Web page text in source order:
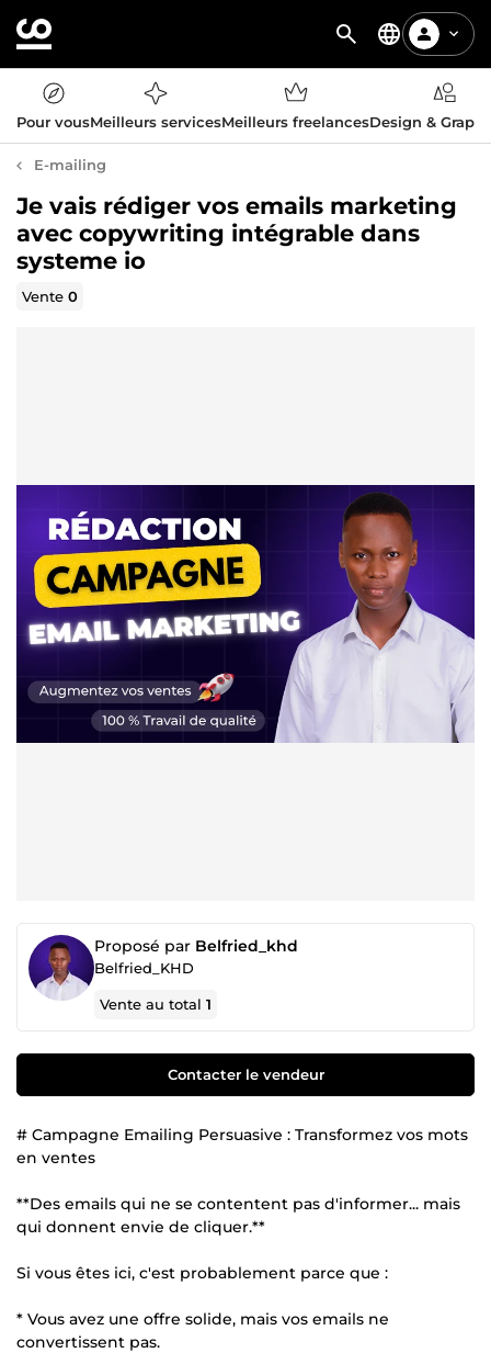
Pour vousMeilleurs servicesMeilleurs freelancesDesign &
E-mailing
Je vais rédiger vos emails marketing
avec copywriting intégrable dans
systeme io
Vente0
Proposé par Belfried_khd
Belfried_KHD
Vente au total1
Contacter le vendeur
# Campagne Emailing Persuasive : Transformez vos mots
en ventes
**Des emails qui ne se contentent pas d'informer... mais
qui donnent envie de cliquer.**
Si vous êtes ici, c'est probablement parce que :
* Vous avez une offre solide, mais vos emails ne
convertissent pas.